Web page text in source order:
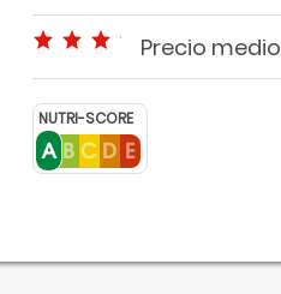
Precio medio Precio medio
NUTRI-SCORE